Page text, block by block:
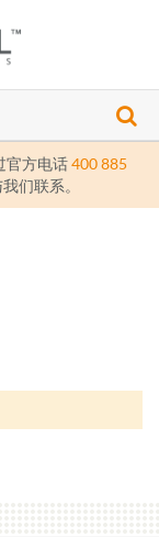
官方电话400 885
们联系。